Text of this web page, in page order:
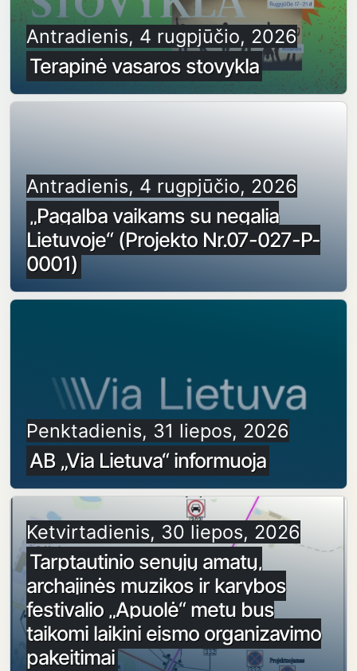
Antradienis, 4 rugpjūčio, 2026
Terapinė vasaros stovykla
Antradienis, 4 rugpjūčio, 2026
„Pagalba vaikams su negalia
Lietuvoje“ (Projekto Nr.07-027-P-
0001)
Penktadienis, 31 liepos, 2026
AB „Via Lietuva“ informuoja
Ketvirtadienis, 30 liepos, 2026
Tarptautinio senųjų amatų,
archajinės muzikos ir karybos
festivalio „Apuolė“ metu bus
taikomi laikini eismo organizavimo
pakeitimai